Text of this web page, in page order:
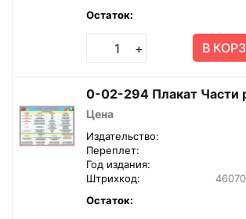
Остаток:
+ В
0-02-294 Плакат Части
Цена
Издательство:
Переплет:
Год издания:
Штрихкод:
Остаток: